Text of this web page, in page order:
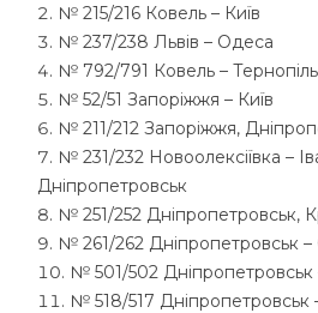
№ 215/216 Ковель – Київ
№ 237/238 Львів – Одеса
№ 792/791 Ковель – Тернопіль
№ 52/51 Запоріжжя – Київ
№ 211/212 Запоріжжя,
№ 231/232 Новоолексіївка –
Дніпропетровськ
№ 251/252 Дніпропетровськ,
№ 261/262 Дніпропетровськ
№ 501/502 Дніпропетровськ
№ 518/517 Дніпропетровськ